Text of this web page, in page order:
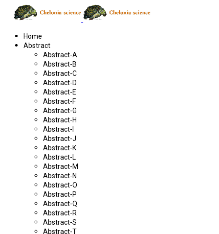
Home
Abstract
Abstract-A
Abstract-B
Abstract-C
Abstract-D
Abstract-E
Abstract-F
Abstract-G
Abstract-H
Abstract-I
Abstract-J
Abstract-K
Abstract-L
Abstract-M
Abstract-N
Abstract-O
Abstract-P
Abstract-Q
Abstract-R
Abstract-S
Abstract-T